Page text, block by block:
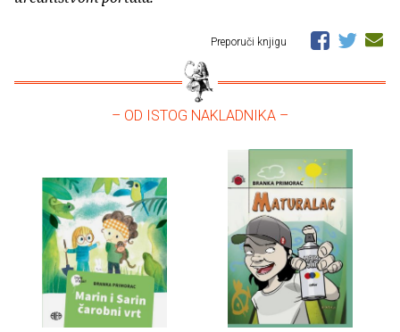
Preporuči knjigu
– OD ISTOG NAKLADNIKA –